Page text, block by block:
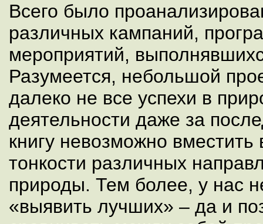
Всего было
различных кампаний,
мероприятий,
Разумеется, небольшой
далеко не все успехи в
деятельности даже за
книгу невозможно вместить
тонкости различных
природы. Тем более, у нас
«выявить лучших» – да и